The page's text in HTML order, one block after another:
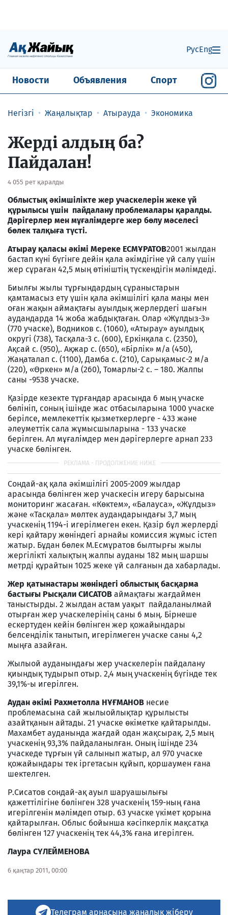
РусEng
Новости Объявления Спорт
Негізгі Жаңалықтар Атырауда Экономика
Жерді алдың ба?
Пайдалан!
4 055 рет қаралды
Облыстық әкімшілікте жер учаскелерін жеке үй
құрылысы үшін пайдалану проблемалары қаралды.
Дәрігерлер мен мұғалімдерге жер бөлу мәселесі
бөлек талқыға түсті.
Атырау қаласы әкімі Мереке ЕСМҰРАТОВ2001 жылдан
бастап күні бүгінге дейін қала әкімдігіне үй салу үшін
жер сұраған 42,5 мың өтініштің түскендігін мәлімдеді.
Биылғы жылы тұрғындардың сұраныстарын
қамтамасыз ету үшін қала әкімшілігі қала маңы мен
оған жақын аймақтағы ауылдық жерлердегі шағын
аудандарда 14 жоба жабдықтаған. Олар «Жұлдыз-3»
(770 учаске), Водников с. (1060), «Атырау» ауылдық
округі (738), Тасқала-3 с. (600), Еркінқала с. (2350),
Ақсай с. (950),. Ақжар с. (650), «Бірлік» м/а (450),
Жаңаталап с. (1100), Дамба с. (210), Сарықамыс-2 м/а
(220), «Өркен» м/а (260), Томарлы-2 с. – 180. Жалпы
саны -9538 учаске.
Қазірде кезекте тұрғандар арасында 6 мың учаске
бөлініп, соның ішінде жас отбасыларына 1000 учаске
берілсе, мемлекеттік қызметкерлерге - 433 және
әлеуметтік сала жұмысшыларына - 133 учаске
берілген. Ал мұғалімдер мен дәрігерлерге арнап 233
учаске бөлінген.
Сондай-ақ қала әкімшілігі 2005-2009 жылдар
арасында бөлінген жер учаскесін игеру барысына
мониторинг жасаған. «Көктем», «Балауса», «Жұлдыз»
және «Тасқала» мөлтек аудандарындағы 3,7 мың
учаскенің 1194-і игерілмеген екен. Қазір бұл жерлерді
кері қайтару жөніндегі арнайы комиссия жұмыс істеп
жатыр. Бұдан бөлек М.Есмұратов былтырғы жылы
жергілікті халықтың жалпы ауданы 182 мың шаршы
метрді құрайтын 1025 жеке үй салғанын да хабарлады.
Жер қатынастары жөніндегі облыстық басқарма
бастығы Рысқали СИСАТОВ аймақтағы жағдаймен
таныстырды. 2 жылдан астам уақыт пайдаланылмай
отырған жер учаскелерінің саны 6 мың. Бірнеше
ескертуден кейін бөлінген жер қожайындары
белсенділік танытып, игерілмеген учаске саны 4,2
мыңға азайған.
Жылыой ауданындағы жер учаскелерін пайдалану
қиындық тудырып отыр. 2,4 мың учаскенің бүгінде тек
39,1%-ы игерілген.
Аудан әкімі Рахметолла НҰҒМАНОВ несие
проблемасына сай жылыойлықтар құрылысты
азайтқанын айтады. 21 учаске өкіметке қайтарылды.
Махамбет ауданында жағдай одан жақсырақ. 2,5 мың
учаскенің 93,3% пайдаланылған. Оның ішінде 234
учаскеде тұрғын үй салынып жатыр, ал 970 учаске
қожайындары тек іргетасын құйып, қоршаумен ғана
шектелген.
Р.Сисатов сондай-ақ ауыл шаруашылығы
қажеттілігіне бөлінген 328 учаскенің 159-ның ғана
игерілгенін мәлімдеп отыр. 63 учаске үкімет қорына
қайтарылған. Облыс бойынша кәсіпкерлік мақсатқа
бөлінген 127 учаскенің тек 44,3% ғана игерілген.
Лаура СҮЛЕЙМЕНОВА
6 қаңтар 2011, 00:00
Телеграм арнасына жаңалық жіберу